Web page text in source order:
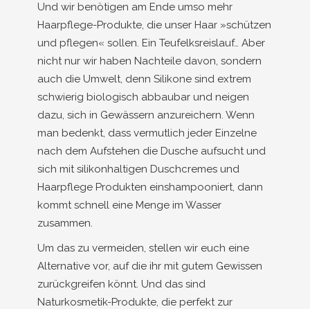
Und wir benötigen am Ende umso mehr
Haarpflege-Produkte, die unser Haar »schützen
und pflegen« sollen. Ein Teufelksreislauf… Aber
nicht nur wir haben Nachteile davon, sondern
auch die Umwelt, denn Silikone sind extrem
schwierig biologisch abbaubar und neigen
dazu, sich in Gewässern anzureichern. Wenn
man bedenkt, dass vermutlich jeder Einzelne
nach dem Aufstehen die Dusche aufsucht und
sich mit silikonhaltigen Duschcremes und
Haarpflege Produkten einshampooniert, dann
kommt schnell eine Menge im Wasser
zusammen.
Um das zu vermeiden, stellen wir euch eine
Alternative vor, auf die ihr mit gutem Gewissen
zurückgreifen könnt. Und das sind
Naturkosmetik-Produkte, die perfekt zur